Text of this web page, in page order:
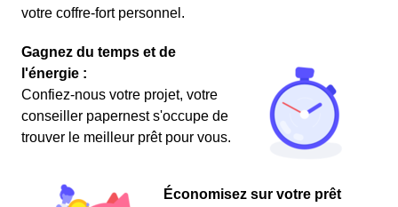
votre coffre-fort personnel.
Gagnez du temps et de
l'énergie :
Confiez-nous votre projet, votre
conseiller papernest s'occupe de
trouver le meilleur prêt pour vous.
Économisez sur votre prêt